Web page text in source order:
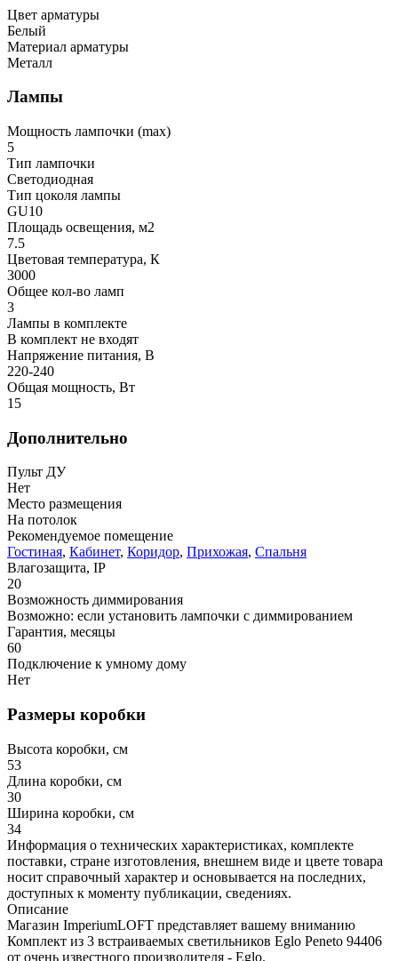
Цвет арматуры
Белый
Материал арматуры
Металл
Лампы
Мощность лампочки (max)
5
Тип лампочки
Светодиодная
Тип цоколя лампы
GU10
Площадь освещения, м2
7.5
Цветовая температура, К
3000
Общее кол-во ламп
3
Лампы в комплекте
В комплект не входят
Напряжение питания, В
220-240
Общая мощность, Вт
15
Дополнительно
Пульт ДУ
Нет
Место размещения
На потолок
Рекомендуемое помещение
Гостиная, Кабинет, Коридор, Прихожая, Спальня
Влагозащита, IP
20
Возможность диммирования
Возможно: если установить лампочки с диммированием
Гарантия, месяцы
60
Подключение к умному дому
Нет
Размеры коробки
Высота коробки, см
53
Длина коробки, см
30
Ширина коробки, см
34
Информация о технических характеристиках, комплекте
поставки, стране изготовления, внешнем виде и цвете товара
носит справочный характер и основывается на последних,
доступных к моменту публикации, сведениях.
Описание
Магазин ImperiumLOFT представляет вашему вниманию
Комплект из 3 встраиваемых светильников Eglo Peneto 94406
от очень известного производителя - Eglo.